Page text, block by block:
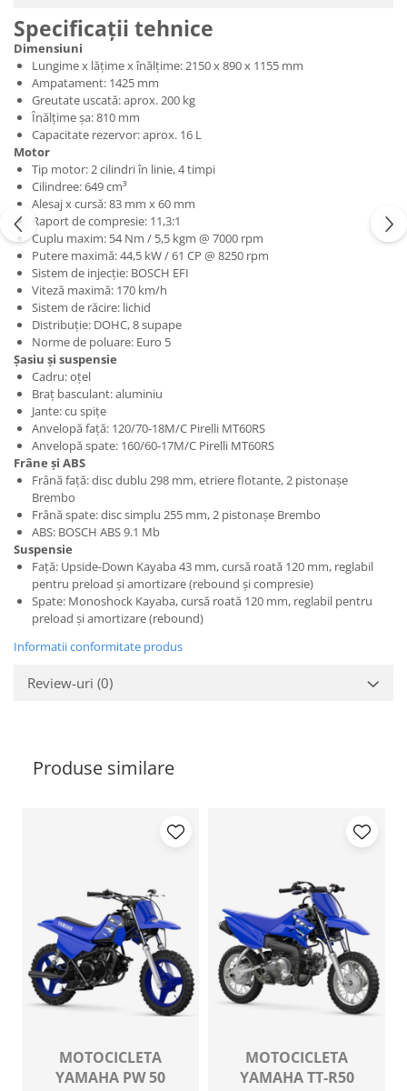
Specificații tehnice
Dimensiuni
Lungime x lățime x înălțime: 2150 x 890 x 1155 mm
Ampatament: 1425 mm
Greutate uscată: aprox. 200 kg
Înălțime șa: 810 mm
Capacitate rezervor: aprox. 16 L
Motor
Tip motor: 2 cilindri în linie, 4 timpi
Cilindree: 649 cm³
Alesaj x cursă: 83 mm x 60 mm
Raport de compresie: 11,3:1
Cuplu maxim: 54 Nm / 5,5 kgm @ 7000 rpm
Putere maximă: 44,5 kW / 61 CP @ 8250 rpm
Sistem de injecție: BOSCH EFI
Viteză maximă: 170 km/h
Sistem de răcire: lichid
Distribuție: DOHC, 8 supape
Norme de poluare: Euro 5
Șasiu și suspensie
Cadru: oțel
Braț basculant: aluminiu
Jante: cu spițe
Anvelopă față: 120/70-18M/C Pirelli MT60RS
Anvelopă spate: 160/60-17M/C Pirelli MT60RS
Frâne și ABS
Frână față: disc dublu 298 mm, etriere flotante, 2 pistonașe
Brembo
Frână spate: disc simplu 255 mm, 2 pistonașe Brembo
ABS: BOSCH ABS 9.1 Mb
Suspensie
Față: Upside-Down Kayaba 43 mm, cursă roată 120 mm, reglabil
pentru preload și amortizare (rebound și compresie)
Spate: Monoshock Kayaba, cursă roată 120 mm, reglabil pentru
preload și amortizare (rebound)
Informatii conformitate produs
Review-uri (0)
Produse similare
MOTOCICLETA
YAMAHA PW 50
MOTOCICLETA
YAMAHA TT-R50